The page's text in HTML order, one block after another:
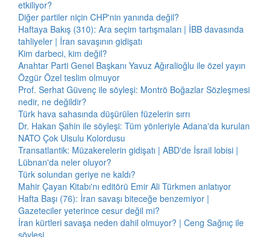
etkiliyor?
Diğer partiler niçin CHP'nin yanında değil?
Haftaya Bakış (310): Ara seçim tartışmaları | İBB davasında
tahliyeler | İran savaşının gidişatı
Kim darbeci, kim değil?
Anahtar Parti Genel Başkanı Yavuz Ağıralioğlu ile özel yayın
Özgür Özel teslim olmuyor
Prof. Serhat Güvenç ile söyleşi: Montrö Boğazlar Sözleşmesi
nedir, ne değildir?
Türk hava sahasında düşürülen füzelerin sırrı
Dr. Hakan Şahin ile söyleşi: Tüm yönleriyle Adana'da kurulan
NATO Çok Ulsulu Kolordusu
Transatlantik: Müzakerelerin gidişatı | ABD'de İsrail lobisi |
Lübnan'da neler oluyor?
Türk solundan geriye ne kaldı?
Mahir Çayan Kitabı'nı editörü Emir Ali Türkmen anlatıyor
Hafta Başı (76): İran savaşı biteceğe benzemiyor |
Gazeteciler yeterince cesur değil mi?
İran kürtleri savaşa neden dahil olmuyor? | Ceng Sağnıç ile
söyleşi